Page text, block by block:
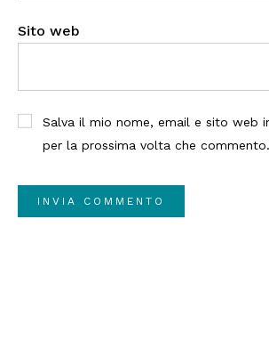
Sito web
Salva il mio nome, email e sito web
per la prossima volta che commento.